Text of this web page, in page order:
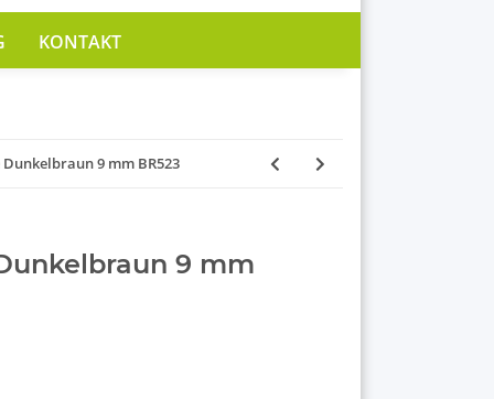
KONTAKT
9 mm BR523
9 mm